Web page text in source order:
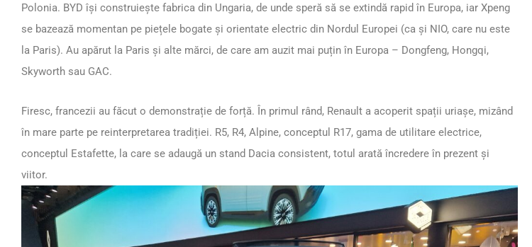
Polonia. BYD își construiește fabrica din Ungaria, de unde speră să se extindă rapid în Europa, iar Xpeng
se bazează momentan pe piețele bogate și orientate electric din Nordul Europei (ca și NIO, care nu este
la Paris). Au apărut la Paris și alte mărci, de care am auzit mai puțin în Europa – Dongfeng, Hongqi,
Skyworth sau GAC.
Firesc, francezii au făcut o demonstrație de forță. În primul rând, Renault a acoperit spații uriașe, mizând
în mare parte pe reinterpretarea tradiției. R5, R4, Alpine, conceptul R17, gama de utilitare electrice,
conceptul Estafette, la care se adaugă un stand Dacia consistent, totul arată încredere în prezent și
viitor.